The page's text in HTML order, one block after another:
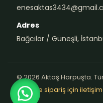
Adres
Bağcılar / Güneşli,
© 2026 Aktaş Harpuşta.
Teklif ve sipariş için